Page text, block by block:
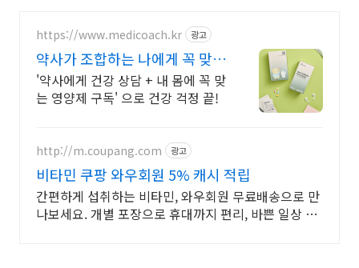
https://www.medicoach.kr 광고
약사가 조합하는 나에게 꼭 맞는
맞춤형 영양제.
'약사에게 건강 상담 + 내 몸에 꼭 맞
는 영양제 구독' 으로 건강 걱정 끝!
http://m.coupang.com 광고
비타민 쿠팡 와우회원 5% 캐시 적립
간편하게 섭취하는 비타민, 와우회원 무료배송으로 만
나보세요. 개별 포장으로 휴대까지 편리, 바쁜 일상 속